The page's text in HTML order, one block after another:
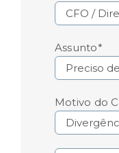
Assunto*
Motivo do